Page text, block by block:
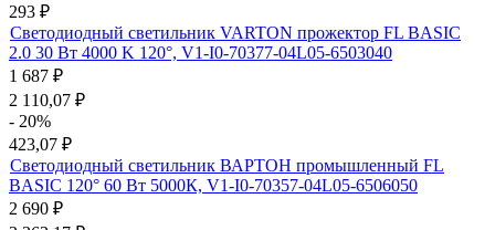
293 ₽
Светодиодный светильник VARTON прожектор FL BASIC
2.0 30 Вт 4000 K 120°, V1-I0-70377-04L05-6503040
1 687 ₽
2 110,07 ₽
- 20%
423,07 ₽
Светодиодный светильник ВАРТОН промышленный FL
BASIC 120° 60 Вт 5000К, V1-I0-70357-04L05-6506050
2 690 ₽